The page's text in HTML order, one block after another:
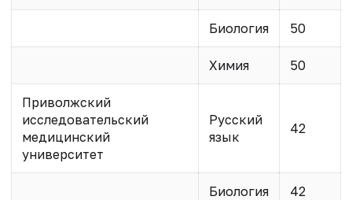
Биология 50
Химия 50
Приволжский
исследовательский
медицинский
университет
Русский
язык
42
Биология 42